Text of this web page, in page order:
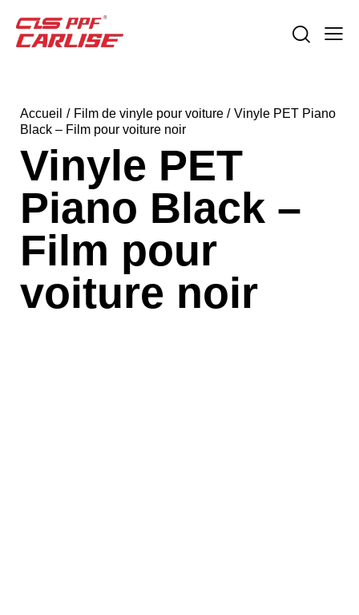
Accueil Film de vinyle pour voiture
Vinyle PET Piano
Black – Film pour voiture noir
Vinyle PET
Piano Black –
Film pour
voiture noir